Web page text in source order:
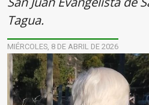
Tagua.
MIÉRCOLES, 8 DE ABRIL DE 2026